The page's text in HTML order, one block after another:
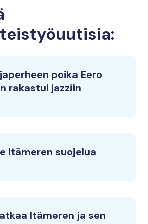
poika Eero
rakastui jazziin
Itämeren suojelua
Itämeren ja sen